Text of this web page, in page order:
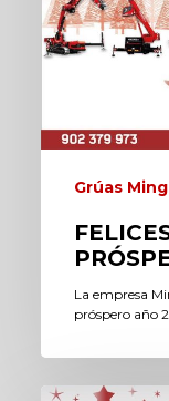
Grúas
La empresa
próspero año